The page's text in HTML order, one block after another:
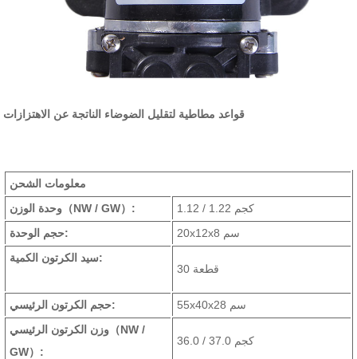
قواعد مطاطية لتقليل الضوضاء الناتجة عن الاهتزازات
وحدة الوزن （NW / GW） :
1.12 / 1.22 كجم
حجم الوحدة:
20x12x8 سم
سيد الكرتون الكمية:
30 قطعة
حجم الكرتون الرئيسي:
55x40x28 سم
وزن الكرتون الرئيسي （NW /
GW） :
36.0 / 37.0 كجم